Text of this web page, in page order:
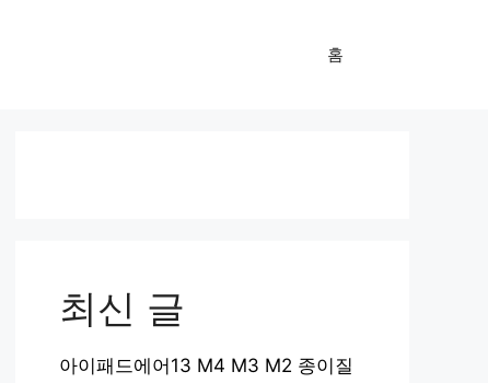
홈
최신 글
아이패드에어13 M4 M3 M2 종이질